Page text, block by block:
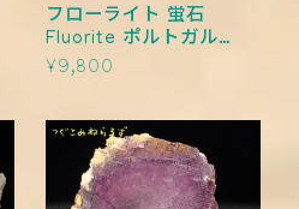
フローライト 蛍石
Fluorite ポルトガル
TM-0005
¥9,800